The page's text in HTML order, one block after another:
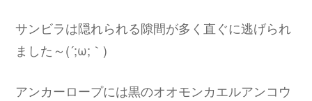
サンビラは隠れられる隙間が多く直ぐに逃げられ
ました～(´;ω;｀)
アンカーロープには黒のオオモンカエルアンコウ